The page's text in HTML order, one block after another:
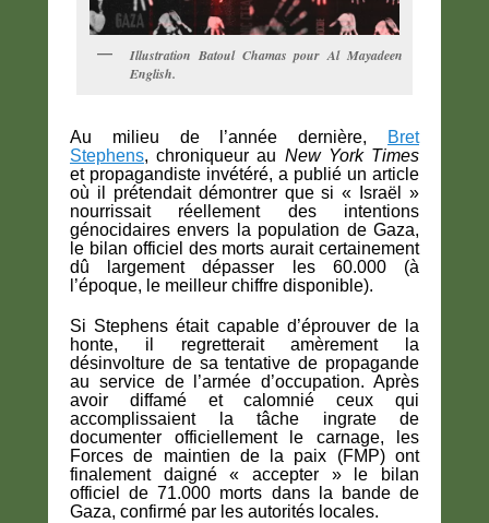
Illustration Batoul Chamas pour Al Mayadeen
English.
Au milieu de l’année dernière,
Bret
Stephens, chroniqueur au New York Times
et propagandiste invétéré, a publié un article
où il prétendait démontrer que si « Israël »
nourrissait réellement des intentions
génocidaires envers la population de Gaza,
le bilan officiel des morts aurait certainement
dû largement dépasser les 60.000 (à
l’époque, le meilleur chiffre disponible).
Si Stephens était capable d’éprouver de la
honte, il regretterait amèrement la
désinvolture de sa tentative de propagande
au service de l’armée d’occupation. Après
avoir diffamé et calomnié ceux qui
accomplissaient la tâche ingrate de
documenter officiellement le carnage, les
Forces de maintien de la paix (FMP) ont
finalement daigné « accepter » le bilan
officiel de 71.000 morts dans la bande de
Gaza, confirmé par les autorités locales.